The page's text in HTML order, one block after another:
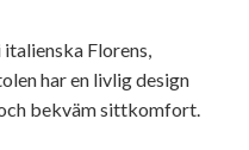
Florens,
har en livlig design
bekväm sittkomfort.